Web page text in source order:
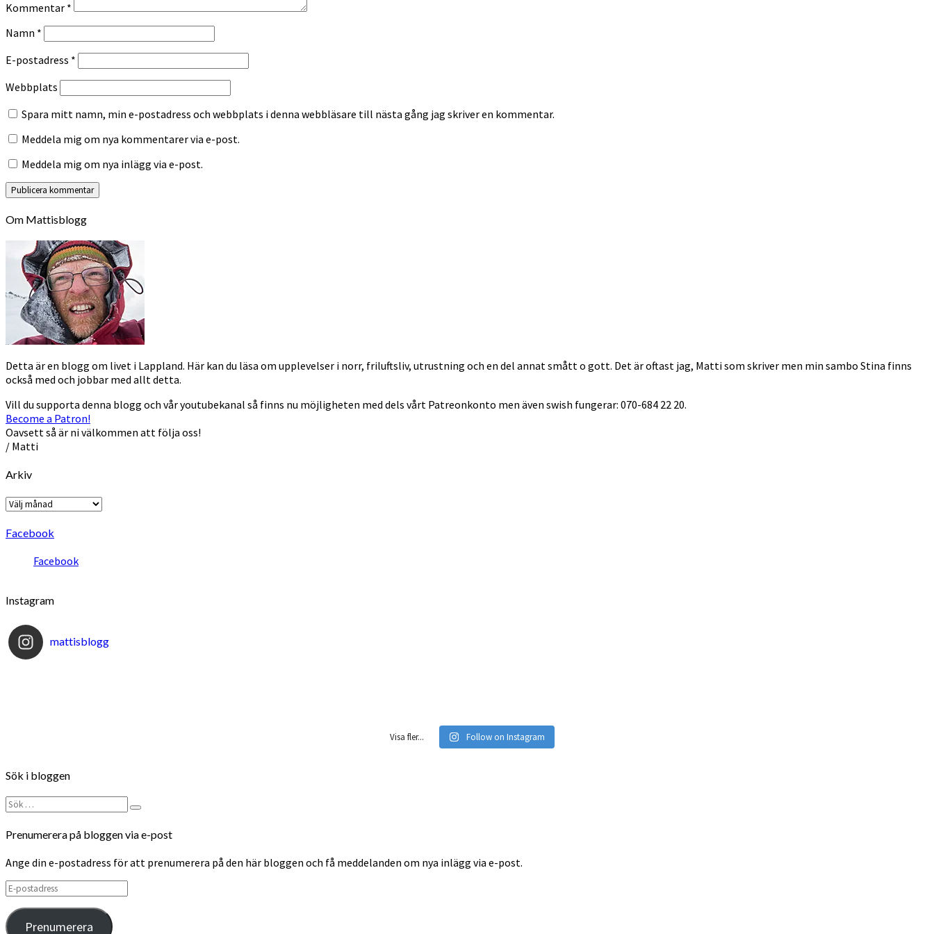
Kommentar *
Namn *
E-postadress *
Webbplats
Spara mitt namn, min e-postadress och webbplats i denna webbläsare till nästa gång jag skriver en kommentar.
Meddela mig om nya kommentarer via e-post.
Meddela mig om nya inlägg via e-post.
Om Mattisblogg
Detta är en blogg om livet i Lappland. Här kan du läsa om upplevelser i norr, friluftsliv, utrustning och en del annat smått o gott. Det är oftast jag, Matti som skriver men min sambo Stina finns
också med och jobbar med allt detta.
Vill du supporta denna blogg och vår youtubekanal så finns nu möjligheten med dels vårt Patreonkonto men även swish fungerar: 070-684 22 20.
Become a Patron!
Oavsett så är ni välkommen att följa oss!
/ Matti
Arkiv
Arkiv
Facebook
Facebook
Instagram
mattisblogg
Visa fler... Follow on Instagram
Sök i bloggen
Sök
efter:
Sök
Prenumerera på bloggen via e-post
Ange din e-postadress för att prenumerera på den här bloggen och få meddelanden om nya inlägg via e-post.
E-
postadress
Prenumerera